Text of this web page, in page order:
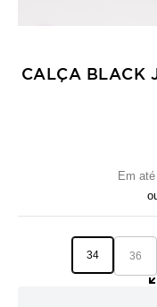
CALÇA BLACK
Em até
34 36